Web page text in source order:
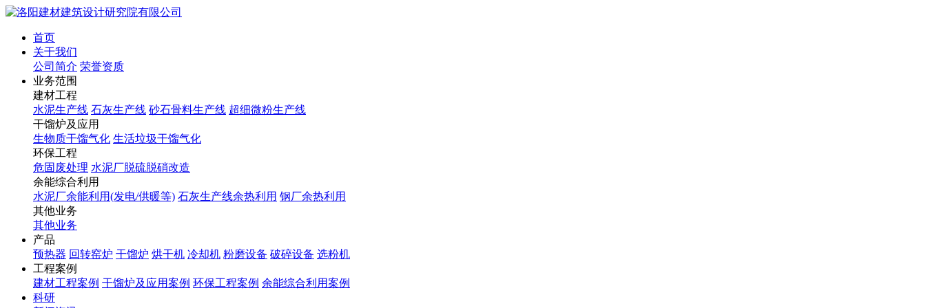
首页
关于我们
公司简介 荣誉资质
业务范围
建材工程
水泥生产线 石灰生产线 砂石骨料生产线 超细微粉生产线
干馏炉及应用
生物质干馏气化 生活垃圾干馏气化
环保工程
危固废处理 水泥厂脱硫脱硝改造
余能综合利用
水泥厂余能利用(发电/供暖等) 石灰生产线余热利用 钢厂余热利用
其他业务
其他业务
产品
预热器 回转窑炉 干馏炉 烘干机 冷却机 粉磨设备 破碎设备 选粉机
工程案例
建材工程案例 干馏炉及应用案例 环保工程案例 余能综合利用案例
科研